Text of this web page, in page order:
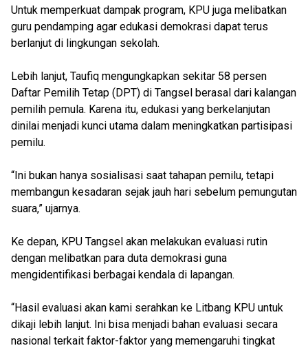
Untuk memperkuat dampak program, KPU juga melibatkan
guru pendamping agar edukasi demokrasi dapat terus
berlanjut di lingkungan sekolah.
Lebih lanjut, Taufiq mengungkapkan sekitar 58 persen
Daftar Pemilih Tetap (DPT) di Tangsel berasal dari kalangan
pemilih pemula. Karena itu, edukasi yang berkelanjutan
dinilai menjadi kunci utama dalam meningkatkan partisipasi
pemilu.
“Ini bukan hanya sosialisasi saat tahapan pemilu, tetapi
membangun kesadaran sejak jauh hari sebelum pemungutan
suara,” ujarnya.
Ke depan, KPU Tangsel akan melakukan evaluasi rutin
dengan melibatkan para duta demokrasi guna
mengidentifikasi berbagai kendala di lapangan.
“Hasil evaluasi akan kami serahkan ke Litbang KPU untuk
dikaji lebih lanjut. Ini bisa menjadi bahan evaluasi secara
nasional terkait faktor-faktor yang memengaruhi tingkat